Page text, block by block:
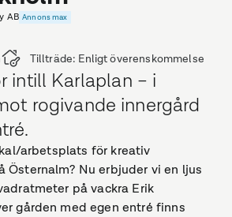
AB Annons max
Tillträde: Enligt överenskommelse
intill Karlaplan – i
rogivande innergård
arbetsplats för kreativ
Östernalm? Nu erbjuder vi en ljus
på vackra Erik
gården med egen entré finns